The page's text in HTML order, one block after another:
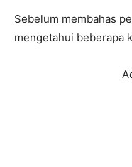
Sebelum membahas
mengetahui beberapa